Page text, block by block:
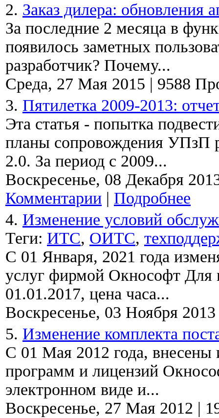
2. Заказ дилера: обновления
За последние 2 месяца в
появилось заметных
разработчик? Почему...
Среда, 27 Мая 2015 | 9588
3. Пятилетка 2009-2013:
Эта статья - попытка
планы сопровождения УПзП
2.0. За период с 2009...
Воскресенье, 08 Декабря
Комментарии | Подробнее
4. Изменение условий
Теги: ИТС, ОИТС,
С 01 Января, 2021 года
услуг фирмой Окнософт Для
01.01.2017, цена часа...
Воскресенье, 03 Ноября 2013
5. Изменение комплекта
С 01 Мая 2012 года, внесены
программ и лицензий
электронном виде и...
Воскресенье, 27 Мая 2012 |